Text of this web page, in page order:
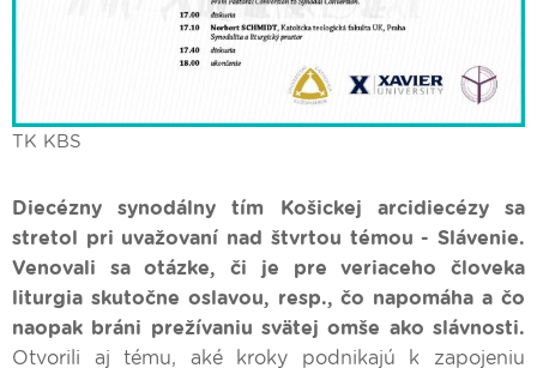
TK KBS
Diecézny synodálny tím Košickej arcidiecézy sa
stretol pri uvažovaní nad štvrtou témou - Slávenie.
Venovali sa otázke, či je pre veriaceho človeka
liturgia skutočne oslavou, resp., čo napomáha a čo
naopak bráni prežívaniu svätej omše ako slávnosti.
Otvorili aj tému, aké kroky podnikajú k zapojeniu